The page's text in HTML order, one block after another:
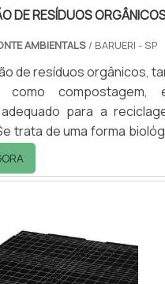
DE RESÍDUOS
AMBIENTALS / BARUERI - SP
de resíduos orgânicos,
como compostagem,
para a
trata de uma forma
e reciclagem de toda
em fragmentos de
ambientes
outros.O SERVIÇO
EM DIVERSAS